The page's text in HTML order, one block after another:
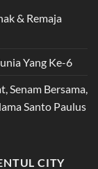
& Remaja
Yang Ke-6
Senam Bersama,
Santo Paulus
CITY